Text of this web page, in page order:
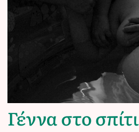
Γέννα στο σπίτι